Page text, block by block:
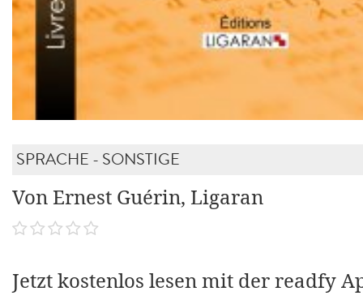
SPRACHE - SONSTIGE
Von Ernest Guérin, Ligaran
Jetzt kostenlos lesen mit der readfy